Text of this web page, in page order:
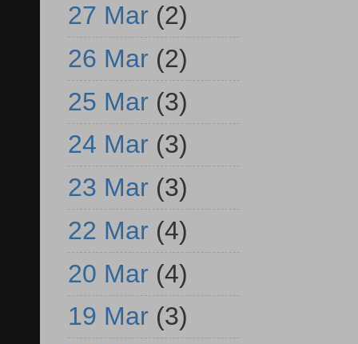
27 Mar (2)
26 Mar (2)
25 Mar (3)
24 Mar (3)
23 Mar (3)
22 Mar (4)
20 Mar (4)
19 Mar (3)